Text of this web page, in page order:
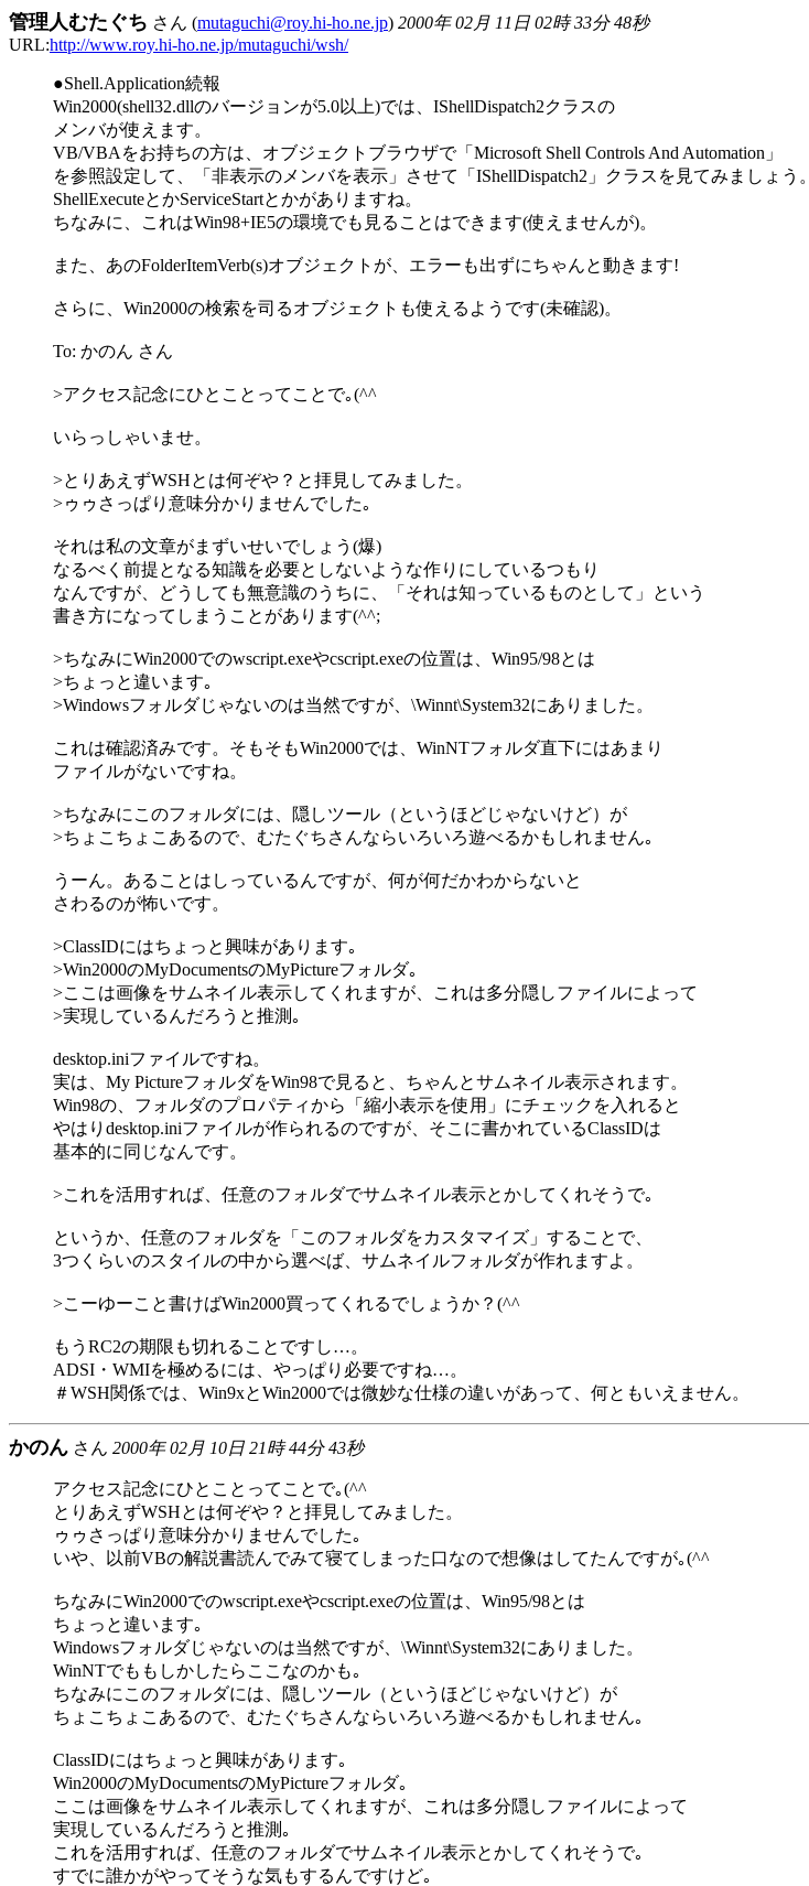
管理人むたぐち さん (mutaguchi@roy.hi-ho.ne.jp) 2000年 02月 11日 02時 33分 48秒
URL:http://www.roy.hi-ho.ne.jp/mutaguchi/wsh/
●Shell.Application続報
Win2000(shell32.dllのバージョンが5.0以上)では、IShellDispatch2クラスの
メンバが使えます。
VB/VBAをお持ちの方は、オブジェクトブラウザで「Microsoft Shell Controls And Automation」
を参照設定して、「非表示のメンバを表示」させて「IShellDispatch2」クラスを見てみましょう。
ShellExecuteとかServiceStartとかがありますね。
ちなみに、これはWin98+IE5の環境でも見ることはできます(使えませんが)。
また、あのFolderItemVerb(s)オブジェクトが、エラーも出ずにちゃんと動きます!
さらに、Win2000の検索を司るオブジェクトも使えるようです(未確認)。
To: かのん さん
>アクセス記念にひとことってことで｡(^^ゞ
いらっしゃいませ。
>とりあえずWSHとは何ぞや？と拝見してみました。
>ゥゥさっぱり意味分かりませんでした｡
それは私の文章がまずいせいでしょう(爆)
なるべく前提となる知識を必要としないような作りにしているつもり
なんですが、どうしても無意識のうちに、「それは知っているものとして」という
書き方になってしまうことがあります(^^;
>ちなみにWin2000でのwscript.exeやcscript.exeの位置は、Win95/98とは
>ちょっと違います｡
>Windowsフォルダじゃないのは当然ですが、\Winnt\System32にありました。
これは確認済みです。そもそもWin2000では、WinNTフォルダ直下にはあまり
ファイルがないですね。
>ちなみにこのフォルダには、隠しツール（というほどじゃないけど）が
>ちょこちょこあるので、むたぐちさんならいろいろ遊べるかもしれません｡
うーん。あることはしっているんですが、何が何だかわからないと
さわるのが怖いです。
>ClassIDにはちょっと興味があります｡
>Win2000のMyDocumentsのMyPictureフォルダ｡
>ここは画像をサムネイル表示してくれますが、これは多分隠しファイルによって
>実現しているんだろうと推測｡
desktop.iniファイルですね。
実は、My PictureフォルダをWin98で見ると、ちゃんとサムネイル表示されます。
Win98の、フォルダのプロパティから「縮小表示を使用」にチェックを入れると
やはりdesktop.iniファイルが作られるのですが、そこに書かれているClassIDは
基本的に同じなんです。
>これを活用すれば、任意のフォルダでサムネイル表示とかしてくれそうで｡
というか、任意のフォルダを「このフォルダをカスタマイズ」することで、
3つくらいのスタイルの中から選べば、サムネイルフォルダが作れますよ。
>こーゆーこと書けばWin2000買ってくれるでしょうか？(^^ゞ
もうRC2の期限も切れることですし…。
ADSI・WMIを極めるには、やっぱり必要ですね…。
＃WSH関係では、Win9xとWin2000では微妙な仕様の違いがあって、何ともいえません。
かのん さん 2000年 02月 10日 21時 44分 43秒
アクセス記念にひとことってことで｡(^^ゞ
とりあえずWSHとは何ぞや？と拝見してみました。
ゥゥさっぱり意味分かりませんでした｡
いや、以前VBの解説書読んでみて寝てしまった口なので想像はしてたんですが｡(^^ゞ
ちなみにWin2000でのwscript.exeやcscript.exeの位置は、Win95/98とは
ちょっと違います｡
Windowsフォルダじゃないのは当然ですが、\Winnt\System32にありました。
WinNTでももしかしたらここなのかも｡
ちなみにこのフォルダには、隠しツール（というほどじゃないけど）が
ちょこちょこあるので、むたぐちさんならいろいろ遊べるかもしれません｡
ClassIDにはちょっと興味があります｡
Win2000のMyDocumentsのMyPictureフォルダ｡
ここは画像をサムネイル表示してくれますが、これは多分隠しファイルによって
実現しているんだろうと推測｡
これを活用すれば、任意のフォルダでサムネイル表示とかしてくれそうで｡
すでに誰かがやってそうな気もするんですけど｡